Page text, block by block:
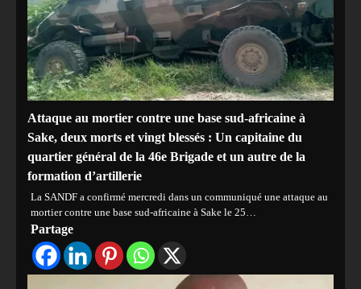
Attaque au mortier contre une base sud-africaine à
Sake, deux morts et vingt blessés : Un capitaine du
quartier général de la 46e Brigade et un autre de la
formation d’artillerie
La SANDF a confirmé mercredi dans un communiqué une attaque au
mortier contre une base sud-africaine à Sake le 25…
Partage